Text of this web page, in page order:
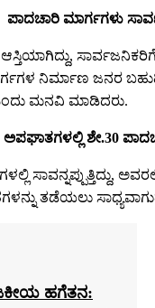
ಪಾದಚಾರಿ ಮಾರ್ಗಗಳು
ನಿರ್ಮಾಣ ಜನರ
ಮನವಿ ಮಾಡಿದರು.
ಅಪಘಾತಗಳಲ್ಲಿ ಶೇ.30
ಸಾವನ್ನಪ್ಪುತ್ತಿದ್ದು,
ತಡೆಯಲು
ಹಗೆತನ: